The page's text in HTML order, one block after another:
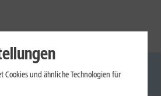
Handys
Mobilfunk-
Laptops
Cookies und ähnliche Technologien für